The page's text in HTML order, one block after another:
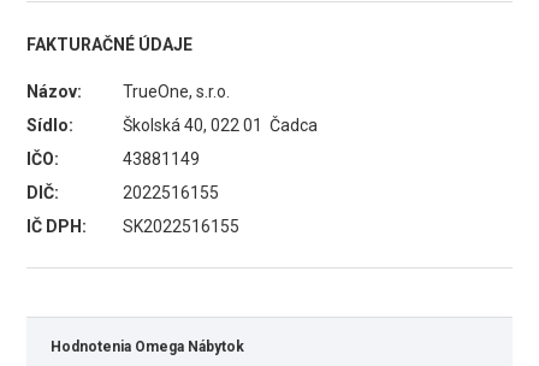
FAKTURAČNÉ ÚDAJE
Názov:
TrueOne, s.r.o.
Sídlo:
Školská 40, 022 01 Čadca
IČO:
43881149
DIČ:
2022516155
IČ DPH:
SK2022516155
Hodnotenia Omega Nábytok